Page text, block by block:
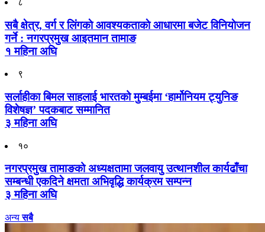
सबै क्षेत्र, वर्ग र लिंगकाे आवश्यकताकाे आधारमा बजेट विनियाेजन
गर्ने : नगरप्रमुख आइतमान तामाङ
१ महिना अघि
९
सर्लाहीका बिमल साहलाई भारतको मुम्बईमा ‘हार्मोनियम ट्युनिङ
विशेषज्ञ’ पदकबाट सम्मानित
३ महिना अघि
१०
नगरप्रमुख तामाङको अध्यक्षतामा जलवायु उत्थानशील कार्यढाँचा
सम्बन्धी एकदिने क्षमता अभिवृद्धि कार्यक्रम सम्पन्न
३ महिना अघि
अन्य सबै